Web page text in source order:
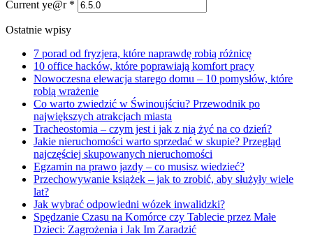
Current ye@r *
Ostatnie wpisy
7 porad od fryzjera, które naprawdę robią różnicę
10 office hacków, które poprawiają komfort pracy
Nowoczesna elewacja starego domu – 10 pomysłów, które
robią wrażenie
Co warto zwiedzić w Świnoujściu? Przewodnik po
największych atrakcjach miasta
Tracheostomia – czym jest i jak z nią żyć na co dzień?
Jakie nieruchomości warto sprzedać w skupie? Przegląd
najczęściej skupowanych nieruchomości
Egzamin na prawo jazdy – co musisz wiedzieć?
Przechowywanie książek – jak to zrobić, aby służyły wiele
lat?
Jak wybrać odpowiedni wózek inwalidzki?
Spędzanie Czasu na Komórce czy Tablecie przez Małe
Dzieci: Zagrożenia i Jak Im Zaradzić